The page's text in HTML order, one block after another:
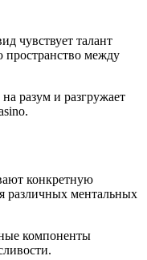
чувствует талант
пространство между
разум и разгружает
конкретную
различных ментальных
компоненты